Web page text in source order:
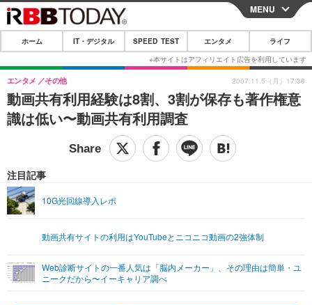
CLOSE
ホーム
IT・デジタル
IT・デジタルTOP スマートフォン
その他
SPEED TEST
映画・ドラマ
グラビア ブログ
ショッピング その他
ライフTOP
リリース一覧
MENU
ホーム IT・デジタル SPEED TEST エンタメ ライフ
動画共有利用経験は8割、3割が保存も著作権意
識は低い〜動画共有利用調査
エンタメ その他
注目記事
10G光回線導入レポ
動画共有サイトの利用はYouTubeとニコニコ動画の2強体制
Web診断サイトの一番人気は「脳内メーカー」、その理由は簡単・ユ
ニークだから〜イーキャリア調べ
2007.11.5（月）17:38